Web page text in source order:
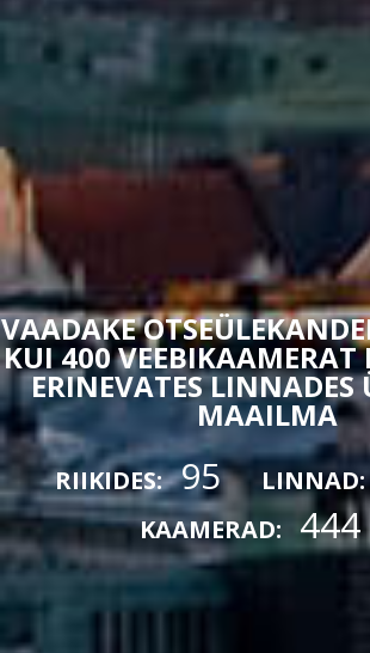
VAADAKE
KUI 400 VEEBIKAAMERAT
ERINEVATES LINNADES
MAAILMA
RIIKIDES: 95 LINNAD:
KAAMERAD: 444